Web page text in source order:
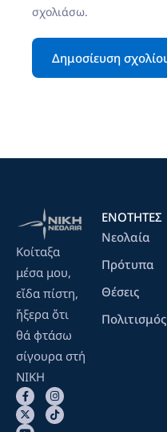
σχολιάσω.
Κοίταξα
μέσα μου,
εἴδα πίστη,
ἤξερα ὄτι
θά φτάσω
σίγουρα στή
ΝΙΚΗ
ΕΝΟΤΗΤΕΣ
Νεολαία
Πρότυπα
Θέσεις
Πολιτισμός